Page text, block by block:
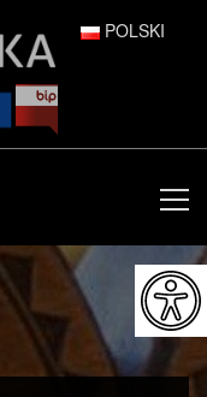
POLSKI
ENGLISH
ESPAÑOL
FRANÇAIS
ITALIANO